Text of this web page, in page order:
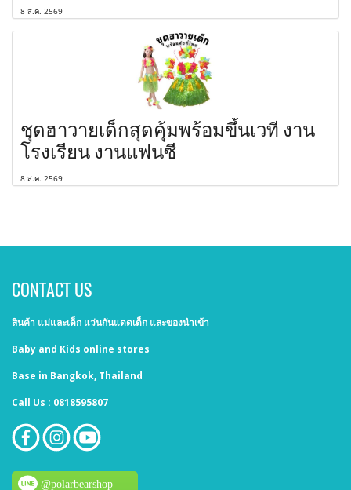
8 ส.ค. 2569
ชุดฮาวายเด็กสุดคุ้มพร้อมขึ้นเวที งาน
โรงเรียน งานแฟนซี
8 ส.ค. 2569
CONTACT US
สินค้า แม่และเด็ก แว่นกันแดดเด็ก และของนำเข้า
Baby and Kids online stores
Base in Bangkok, Thailand
Call Us : 0818595807
@polarbearshop